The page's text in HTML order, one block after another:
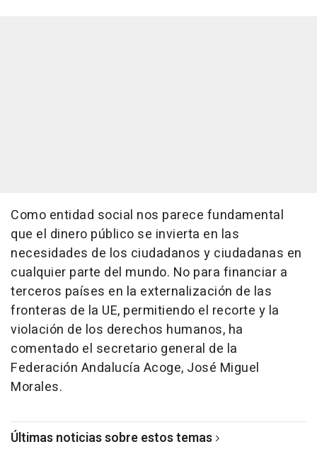
Como entidad social nos parece fundamental
que el dinero público se invierta en las
necesidades de los ciudadanos y ciudadanas en
cualquier parte del mundo. No para financiar a
terceros países en la externalización de las
fronteras de la UE, permitiendo el recorte y la
violación de los derechos humanos, ha
comentado el secretario general de la
Federación Andalucía Acoge, José Miguel
Morales.
Últimas noticias sobre estos temas